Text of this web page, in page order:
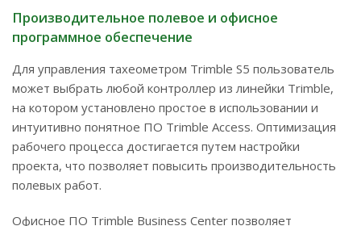
Производительное полевое и офисное
программное обеспечение
Для управления тахеометром Trimble S5 пользователь
может выбрать любой контроллер из линейки Trimble,
на котором установлено простое в использовании и
интуитивно понятное ПО Trimble Access. Оптимизация
рабочего процесса достигается путем настройки
проекта, что позволяет повысить производительность
полевых работ.
Офисное ПО Trimble Business Center позволяет